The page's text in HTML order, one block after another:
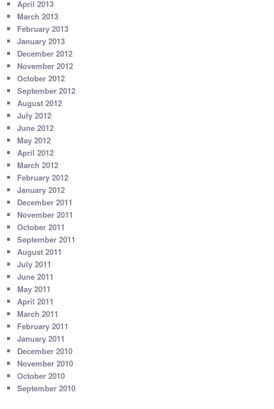
April 2013
March 2013
February 2013
January 2013
December 2012
November 2012
October 2012
September 2012
August 2012
July 2012
June 2012
May 2012
April 2012
March 2012
February 2012
January 2012
December 2011
November 2011
October 2011
September 2011
August 2011
July 2011
June 2011
May 2011
April 2011
March 2011
February 2011
January 2011
December 2010
November 2010
October 2010
September 2010